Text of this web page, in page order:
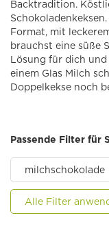
Backtradition.
Format, mit
brauchst eine süße
Lösung für dich
einem Glas Milch
Doppelkekse noch
Passende Filter für
milchschokolade
Alle Filter